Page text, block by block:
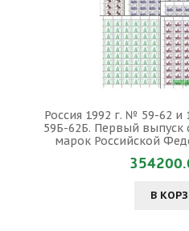
Россия 1992 г. № 59-62 и
59Б-62Б. Первый выпуск
марок Российской
В